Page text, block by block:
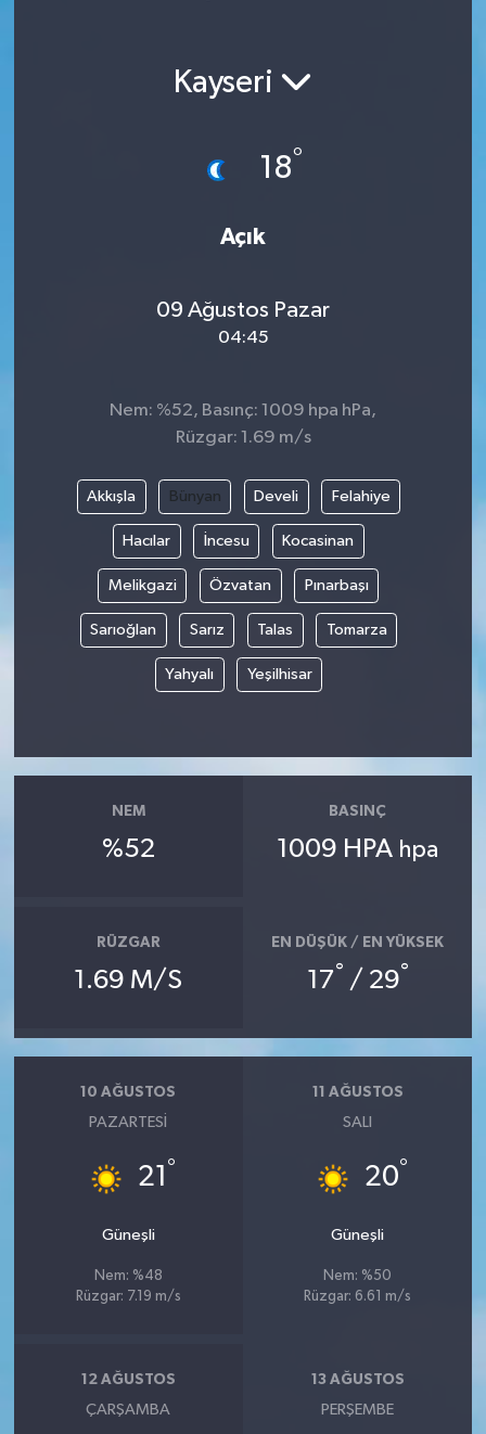
Kayseri
18°
Açık
09 Ağustos Pazar
04:45
Nem: %52, Basınç: 1009 hpa hPa,
Rüzgar: 1.69 m/s
Akkışla Bünyan Develi Felahiye
Hacılar İncesu Kocasinan
Melikgazi Özvatan Pınarbaşı
Sarıoğlan Sarız Talas Tomarza
Yahyalı Yeşilhisar
NEM
%52
BASINÇ
1009 HPA hpa
RÜZGAR
1.69 M/S
EN DÜŞÜK / EN YÜKSEK
17° / 29°
10 AĞUSTOS
PAZARTESI
21 °
Güneşli
Nem: %48
Rüzgar: 7.19 m/s
11 AĞUSTOS
SALI
20°
Güneşli
Nem: %50
Rüzgar: 6.61 m/s
12 AĞUSTOS
ÇARŞAMBA
13 AĞUSTOS
PERŞEMBE